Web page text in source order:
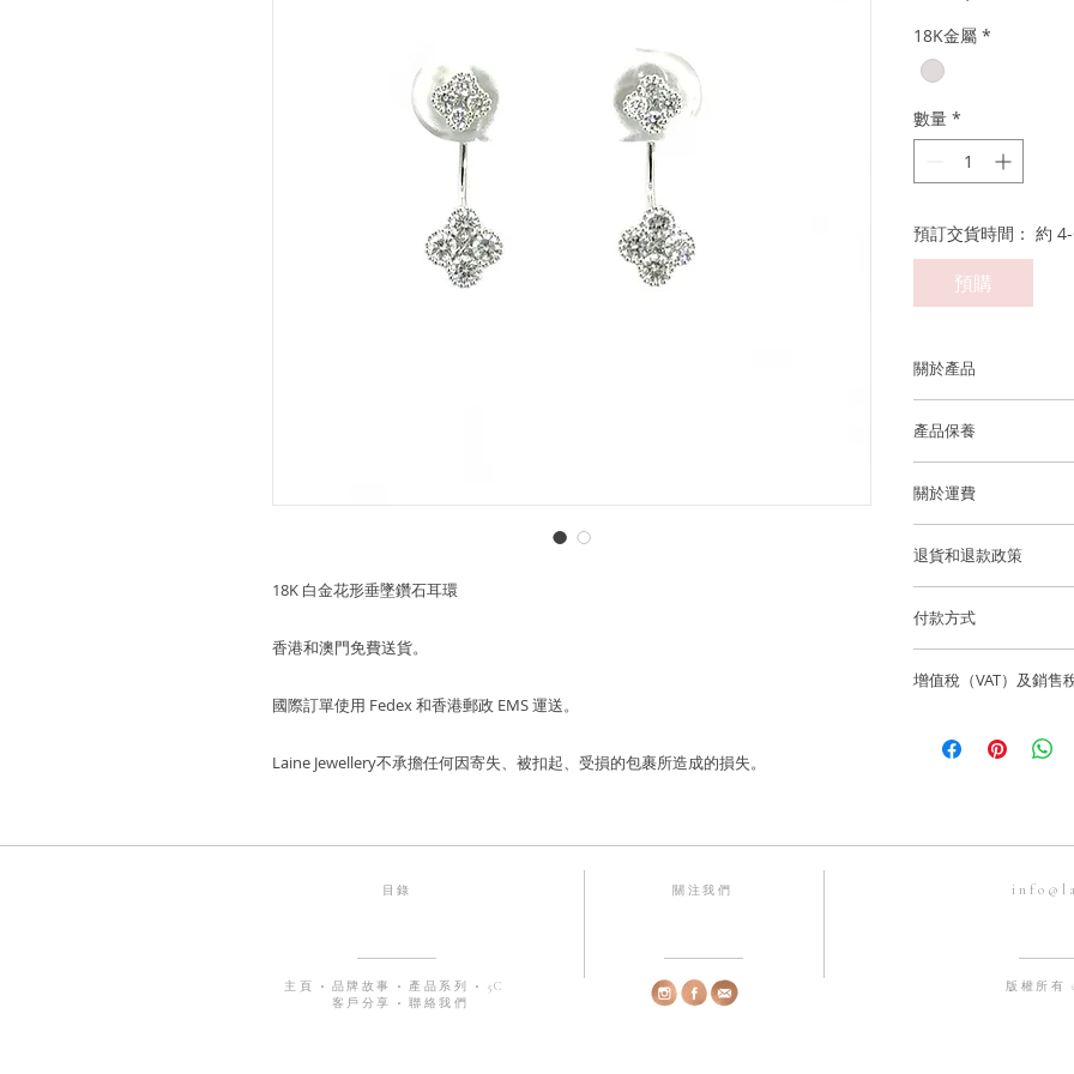
18K 白金花形垂墜鑽石耳環
香港和澳門免費送貨。
國際訂單使用 Fedex 和香港郵政 EMS 運送。
Laine Jewellery不承擔任何因寄失、被扣起、受損的包裹所造成的損失。
18K金屬 *
數量 *
預訂交貨時間： 約
預購
關於產品
鑽石重量: ~4 顆鑽
均為D至F成色、VS淨
香港和澳門免費送貨
產品保養
洗手，睡覺，淋浴，
澤和最佳的狀態。
關於運費
逢星期五可預約到位
貨。
所造成的損失。
退貨和退款政策
如果您訂購的商品有
聯繫，電話為852-
付款方式
有主要信用卡。
歡迎顧客店內取貨
香港微信支付。
戶口號碼：582-
增值稅（VAT）及銷售
一切入口稅、關稅及
目錄
主頁 • 品牌故事 • 產品系列 •
5C
客戶分享 • 聯絡我們
關注我們
版權所有